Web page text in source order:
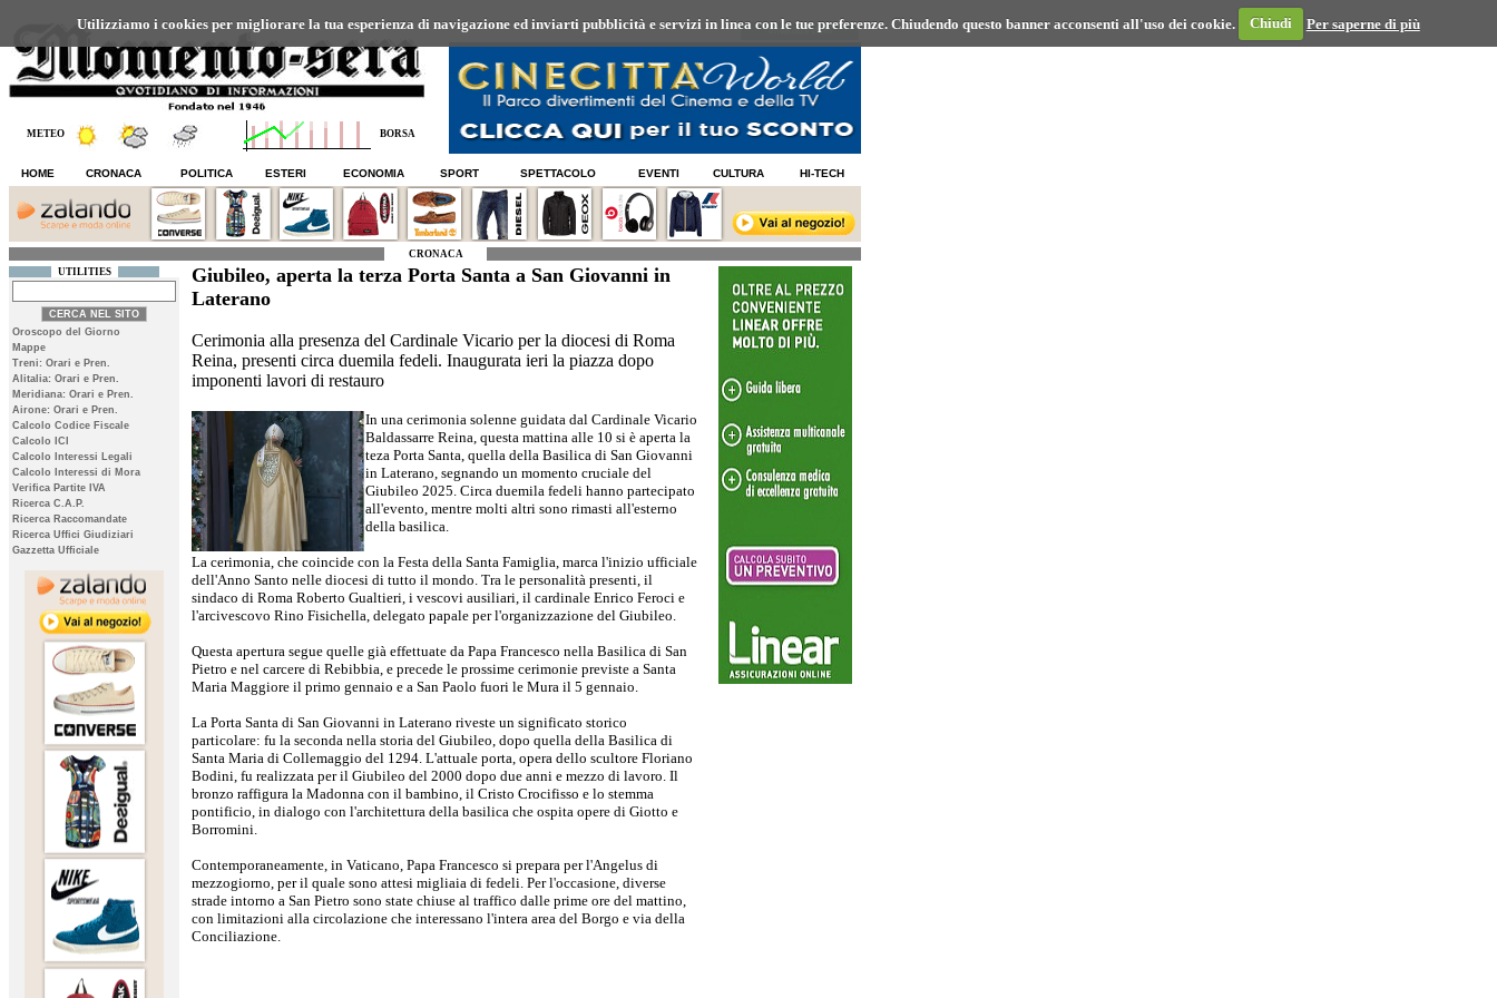
Utilizziamo i cookies per migliorare la tua esperienza di navigazione ed inviarti pubblicità e servizi in linea con le tue preferenze.Chiudendo questo banner acconsenti all'uso dei cookie. Chiudi Per saperne di più
METEO BORSA
07/08/2026 19:06
HOME CRONACA POLITICA ESTERI ECONOMIA SPORT SPETTACOLO EVENTI CULTURA HI-TECH
CRONACA
UTILITIES
Oroscopo del Giorno
Mappe
Treni: Orari e Pren.
Alitalia: Orari e Pren.
Meridiana: Orari e Pren.
Airone: Orari e Pren.
Calcolo Codice Fiscale
Calcolo ICI
Calcolo Interessi Legali
Calcolo Interessi di Mora
Verifica Partite IVA
Ricerca C.A.P.
Ricerca Raccomandate
Ricerca Uffici Giudiziari
Gazzetta Ufficiale
Giubileo, aperta la terza Porta Santa a San Giovanni in
Laterano
Cerimonia alla presenza del Cardinale Vicario per la diocesi di Roma
Reina, presenti circa duemila fedeli. Inaugurata ieri la piazza dopo
imponenti lavori di restauro
In una cerimonia solenne guidata dal Cardinale Vicario
Baldassarre Reina, questa mattina alle 10 si è aperta la
teza Porta Santa, quella della Basilica di San Giovanni
in Laterano, segnando un momento cruciale del
Giubileo 2025. Circa duemila fedeli hanno partecipato
all'evento, mentre molti altri sono rimasti all'esterno
della basilica.
La cerimonia, che coincide con la Festa della Santa Famiglia, marca l'inizio ufficiale
dell'Anno Santo nelle diocesi di tutto il mondo. Tra le personalità presenti, il
sindaco di Roma Roberto Gualtieri, i vescovi ausiliari, il cardinale Enrico Feroci e
l'arcivescovo Rino Fisichella, delegato papale per l'organizzazione del Giubileo.
Questa apertura segue quelle già effettuate da Papa Francesco nella Basilica di San
Pietro e nel carcere di Rebibbia, e precede le prossime cerimonie previste a Santa
Maria Maggiore il primo gennaio e a San Paolo fuori le Mura il 5 gennaio.
La Porta Santa di San Giovanni in Laterano riveste un significato storico
particolare: fu la seconda nella storia del Giubileo, dopo quella della Basilica di
Santa Maria di Collemaggio del 1294. L'attuale porta, opera dello scultore Floriano
Bodini, fu realizzata per il Giubileo del 2000 dopo due anni e mezzo di lavoro. Il
bronzo raffigura la Madonna con il bambino, il Cristo Crocifisso e lo stemma
pontificio, in dialogo con l'architettura della basilica che ospita opere di Giotto e
Borromini.
Contemporaneamente, in Vaticano, Papa Francesco si prepara per l'Angelus di
mezzogiorno, per il quale sono attesi migliaia di fedeli. Per l'occasione, diverse
strade intorno a San Pietro sono state chiuse al traffico dalle prime ore del mattino,
con limitazioni alla circolazione che interessano l'intera area del Borgo e via della
Conciliazione.